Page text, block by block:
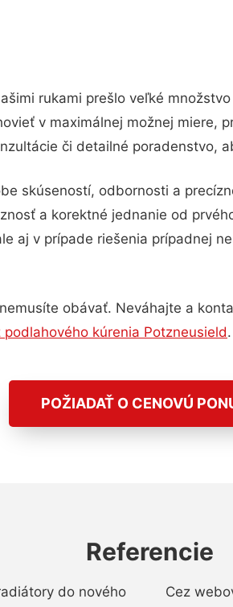
rukami prešlo veľké
v maximálnej možnej miere,
či detailné poradenstvo,
skúseností, odbornosti a
a korektné jednanie od
aj v prípade riešenia prípadnej
obávať. Neváhajte a
podlahového kúrenia Potzneusield.
POŽIADAŤ O CENOVÚ
Referencie
do nového
Cez